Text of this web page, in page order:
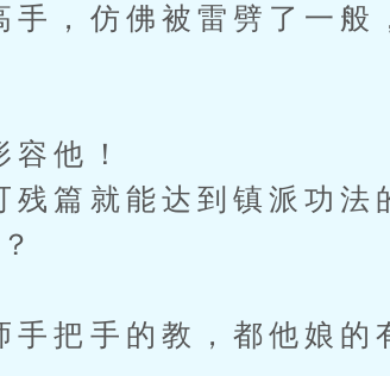
，仿佛被雷劈了一般
他！
篇就能达到镇派功法
把手的教，都他娘的